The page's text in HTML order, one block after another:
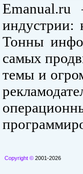
индустрии:
Тонны
самых
темы и
Copyright © 2001-2026